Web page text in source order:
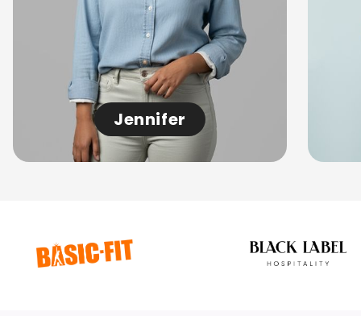
Jennifer